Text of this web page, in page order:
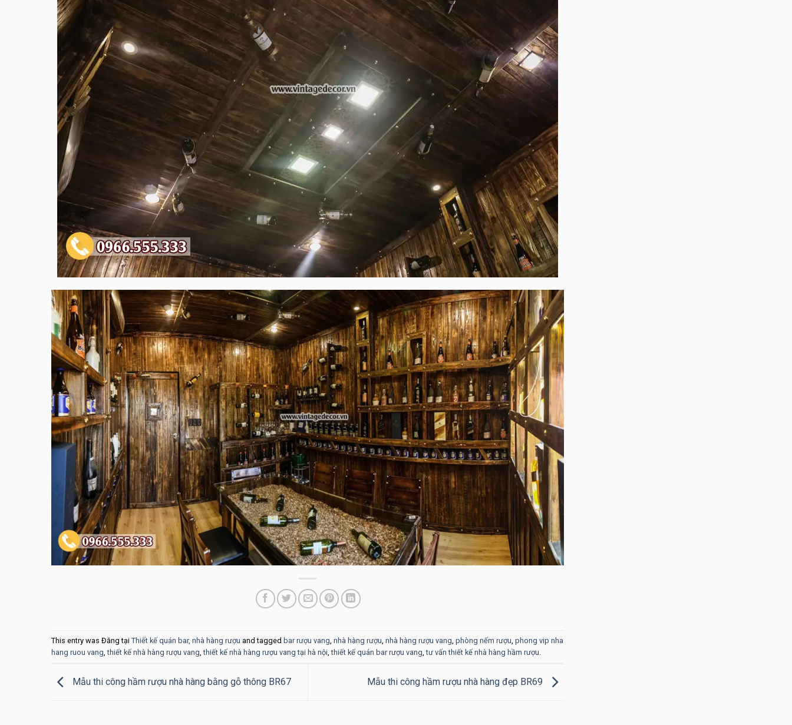
This entry was Đăng tại Thiết kế quán bar, nhà hàng rượu and tagged bar rượu vang nhà hàng rượu nhà hàng rượu vang phòng nếm rượu phong vip nha
hang ruou vang ,thiết kế nhà hàng rượu vang ,thiết kế nhà hàng rượu vang tại hà nội ,thiết kế quán bar rượu vang ,tư vấn thiết kế nhà hàng hầm rượu
Mẫu thi công hầm rượu nhà hàng bằng gỗ thông BR67 Mẫu thi công hầm rượu nhà hàng đẹp BR69